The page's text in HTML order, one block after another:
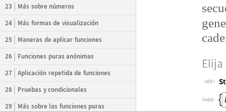
23
Más sobre números
24
Más formas de visualización
25
Maneras de aplicar funciones
26
Funciones puras anónimas
27
Aplicación repetida de funciones
28
Pruebas y condicionales
29
Más sobre las funciones puras
In[4]:=
Out[4]=